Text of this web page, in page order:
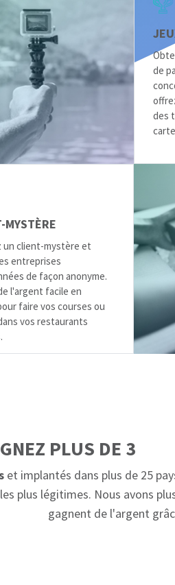
de
des
MYSTÈRE
un client-mystère et
entreprises
de façon anonyme.
l'argent facile en
faire vos courses ou
vos restaurants
PLUS DE 3
et implantés dans plus de 25
plus légitimes. Nous avons
gagnent de l'argent